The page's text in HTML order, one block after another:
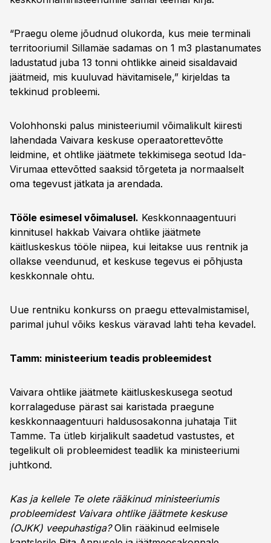
“Praegu oleme jõudnud olukorda, kus meie terminali
territooriumil Sillamäe sadamas on 1 m3 plastanumates
ladustatud juba 13 tonni ohtlikke aineid sisaldavaid
jäätmeid, mis kuuluvad hävitamisele,” kirjeldas ta
tekkinud probleemi.
Volohhonski palus ministeeriumil võimalikult kiiresti
lahendada Vaivara keskuse operaatorettevõtte
leidmine, et ohtlike jäätmete tekkimisega seotud Ida-
Virumaa ettevõtted saaksid tõrgeteta ja normaalselt
oma tegevust jätkata ja arendada.
Tööle esimesel võimalusel. Keskkonnaagentuuri
kinnitusel hakkab Vaivara ohtlike jäätmete
käitluskeskus tööle niipea, kui leitakse uus rentnik ja
ollakse veendunud, et keskuse tegevus ei põhjusta
keskkonnale ohtu.
Uue rentniku konkurss on praegu ettevalmistamisel,
parimal juhul võiks keskus väravad lahti teha kevadel.
Tamm: ministeerium teadis probleemidest
Vaivara ohtlike jäätmete käitluskeskusega seotud
korralageduse pärast sai karistada praegune
keskkonnaagentuuri haldusosakonna juhataja Tiit
Tamme. Ta ütleb kirjalikult saadetud vastustes, et
tegelikult oli probleemidest teadlik ka ministeeriumi
juhtkond.
Kas ja kellele Te olete rääkinud ministeeriumis
probleemidest Vaivara ohtlike jäätmete keskuse
(OJKK) veepuhastiga?Olin rääkinud eelmisele